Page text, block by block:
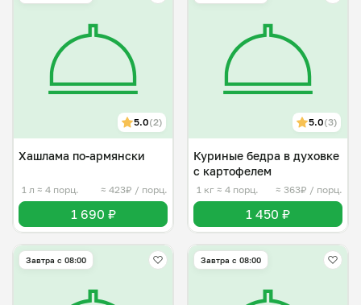
5.0(2)
Хашлама по-армянски
1 л ≈ 4 порц. ≈ 423₽ / порц.
1 690 ₽
5.0(3)
Куриные бедра в духовке
с картофелем
1 кг ≈ 4 порц. ≈ 363₽ / порц.
1 450 ₽
Завтра c 08:00 Завтра c 08:00